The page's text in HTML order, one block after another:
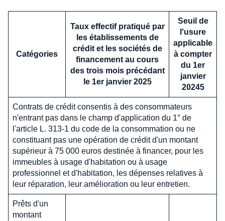
Catégories
Taux effectif pratiqué par
les établissements de
crédit et les sociétés de
financement au cours
des trois mois précédant
le 1er janvier 2025
Seuil de
l'usure
applicable
à compter
du 1er
janvier
20245
Contrats de crédit consentis à des consommateurs
n'entrant pas dans le champ d'application du 1° de
l'article L. 313-1 du code de la consommation ou ne
constituant pas une opération de crédit d'un montant
supérieur à 75 000 euros destinée à financer, pour les
immeubles à usage d'habitation ou à usage
professionnel et d'habitation, les dépenses relatives à
leur réparation, leur amélioration ou leur entretien.
Prêts d'un
montant